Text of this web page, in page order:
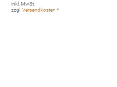
inkl. MwSt.
zzgl.Versandkosten *